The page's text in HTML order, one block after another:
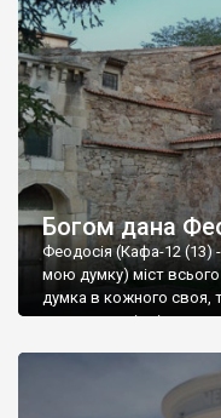
Богом дана
Феодосія (Кафа-12 (13)
мою думку) міст
думка в кожного своя,
запрошую відвідати це